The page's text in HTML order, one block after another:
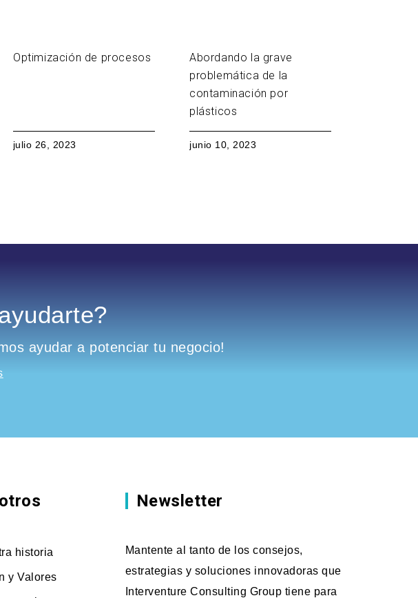
Optimización de procesos
julio 26, 2023
Abordando la grave
problemática de la
contaminación por
plásticos
junio 10, 2023
ayudar a potenciar tu negocio!
historia
y Valores
Newsletter
Mantente al tanto de los consejos,
estrategias y soluciones innovadoras que
Interventure Consulting Group tiene para